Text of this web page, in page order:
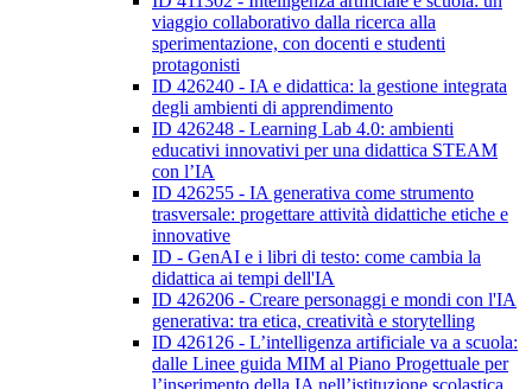
viaggio collaborativo dalla ricerca alla
sperimentazione, con docenti e studenti
protagonisti
ID 426240 - IA e didattica: la gestione integrata
degli ambienti di apprendimento
ID 426248 - Learning Lab 4.0: ambienti
educativi innovativi per una didattica STEAM
con l’IA
ID 426255 - IA generativa come strumento
trasversale: progettare attività didattiche etiche e
innovative
ID - GenAI e i libri di testo: come cambia la
didattica ai tempi dell'IA
ID 426206 - Creare personaggi e mondi con l'IA
generativa: tra etica, creatività e storytelling
ID 426126 - L’intelligenza artificiale va a scuola:
dalle Linee guida MIM al Piano Progettuale per